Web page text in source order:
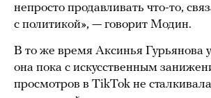
непросто продавливать что-то,
с политикой», — говорит Модин.
В то же время Аксинья Гурьянова
она пока с искусственным
просмотров в TikTok не